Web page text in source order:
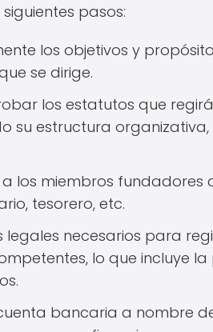
pasos:
los objetivos y
se dirige.
los estatutos que
su estructura
a los miembros fundadores
tesorero, etc.
legales necesarios para
lo que incluye
bancaria a nombre